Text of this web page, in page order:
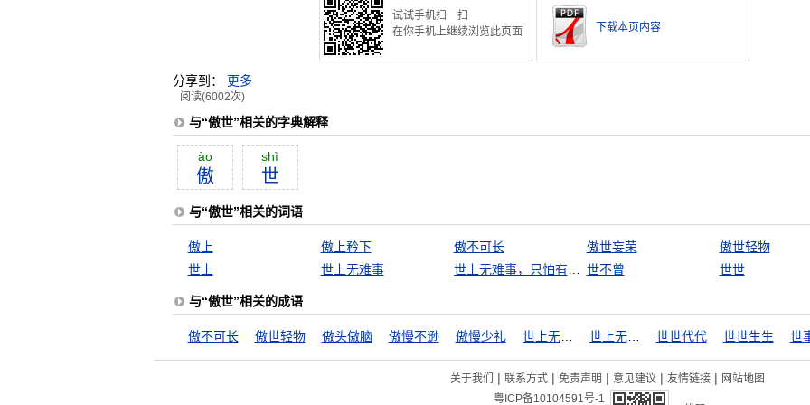
试试手机扫一扫
在你手机上继续浏览此页面
下载本页内容
分享到： 更多
阅读(6002次)
与“傲世”相关的字典解释
ào
傲
shì
世
与“傲世”相关的词语
傲上 傲上矜下 傲不可长 傲世妄荣
傲世轻物
世上
世上无难事 世上无难事，只怕有心人 世不曾 世世
与“傲世”相关的成语
傲不可长 傲世轻物 傲头傲脑 傲慢不逊 傲慢少礼 世上无难事 世上无难事，只怕有心人 世世代代 世世生生 世
关于我们 | 联系方式 | 免责声明 | 意见建议 | 友情链接 | 网站地图
粤ICP备10104591号-1